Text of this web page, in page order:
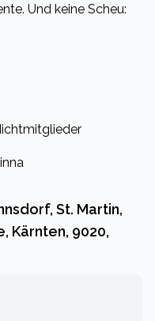
Und keine Scheu:
St. Martin,
Kärnten, 9020,